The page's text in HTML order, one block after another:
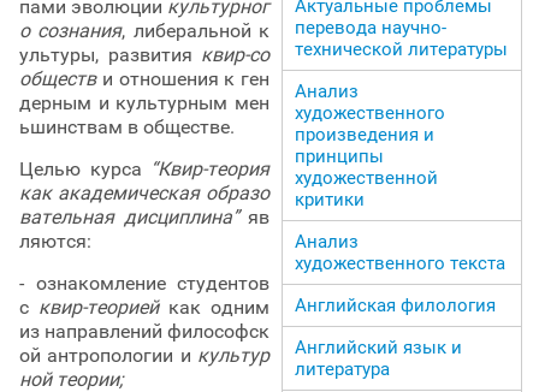
пами эволюции культурног
о сознания, либеральной к
ультуры, развития квир-со
обществи отношения к ген
дерным и культурным мен
ьшинствам в обществе.
Целью курса “Квир-теория
как академическая образо
вательная дисциплина” яв
ляются:
- ознакомление студентов
с квир-теориейкак одним
из направлений философск
ой антропологии и культур
ной теории;
Актуальные проблемы
перевода научно-
технической литературы
Анализ
художественного
произведения и
принципы
художественной
критики
Анализ
художественного текста
Английская филология
Английский язык и
литература